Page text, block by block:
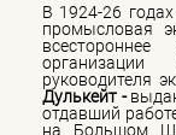
В 1924-26
промысловая
руководителя
Дулькейт -
отдавший
на Большом